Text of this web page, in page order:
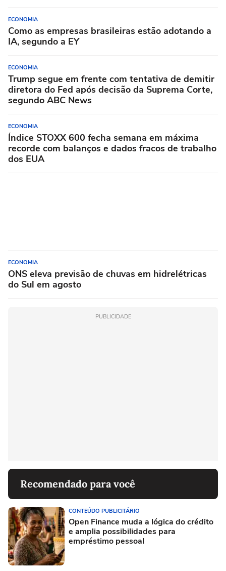
ECONOMIA
Como as empresas brasileiras estão adotando a
IA, segundo a EY
ECONOMIA
Trump segue em frente com tentativa de demitir
diretora do Fed após decisão da Suprema Corte,
segundo ABC News
ECONOMIA
Índice STOXX 600 fecha semana em máxima
recorde com balanços e dados fracos de trabalho
dos EUA
ECONOMIA
ONS eleva previsão de chuvas em hidrelétricas
do Sul em agosto
PUBLICIDADE
Recomendado para você
CONTEÚDO PUBLICITÁRIO
Open Finance muda a lógica do crédito
e amplia possibilidades para
empréstimo pessoal